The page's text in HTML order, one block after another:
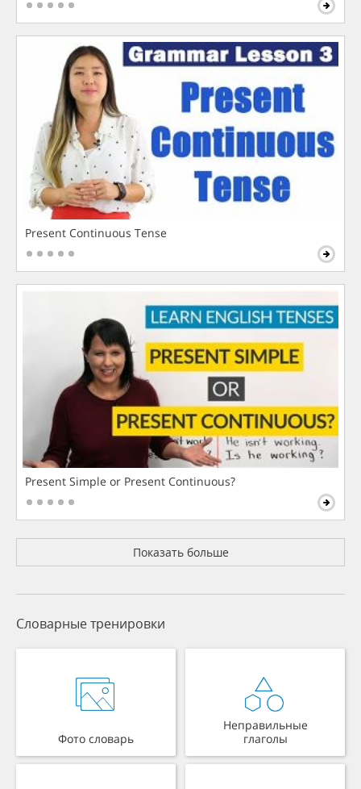
Present Continuous Tense
Present Simple or Present Continuous?
Показать больше
Словарные тренировки
Фото словарь
Неправильные
глаголы